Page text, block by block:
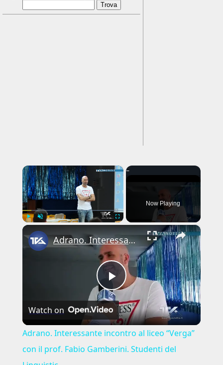
×
Now Playing
×
Play
Video
Adrano. Interessante incontro al liceo “Verga” con il prof. Fabio Gamberini. Studenti del Linguistic
Watch on
Adrano. Interessante incontro al liceo “Verga”
con il prof. Fabio Gamberini. Studenti del